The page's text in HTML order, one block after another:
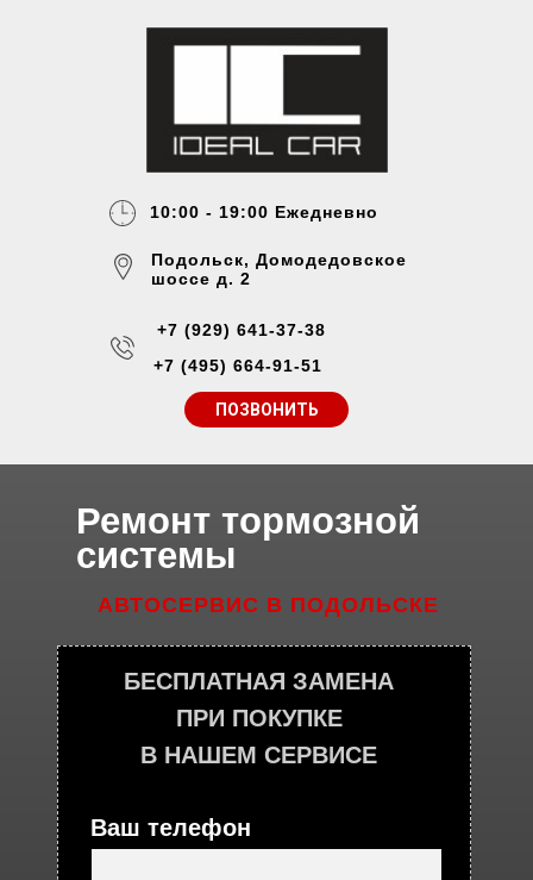
10:00 - 19:00 Ежедневно
+7 (929) 641-37-38
Подольск, Домодедовское
шоссе д. 2
+7 (495) 664-91-51
ПОЗВОНИТЬ
Ремонт тормозной
системы
Ваш телефон
БЕСПЛАТНАЯ ЗАМЕНА
ПРИ ПОКУПКЕ
В НАШЕМ СЕРВИСЕ
АВТОСЕРВИС В ПОДОЛЬСКЕ